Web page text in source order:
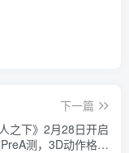
下一篇
人之下》2月28日开启
测，3D动作格斗